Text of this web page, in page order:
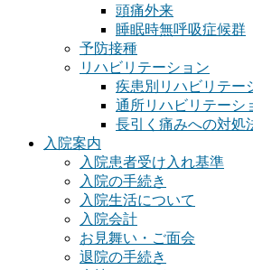
頭痛外来
睡眠時無呼吸症候群
予防接種
リハビリテーション
疾患別リハビリテー
通所リハビリテーシ
長引く痛みへの対処
入院案内
入院患者受け入れ基準
入院の手続き
入院生活について
入院会計
お見舞い・ご面会
退院の手続き